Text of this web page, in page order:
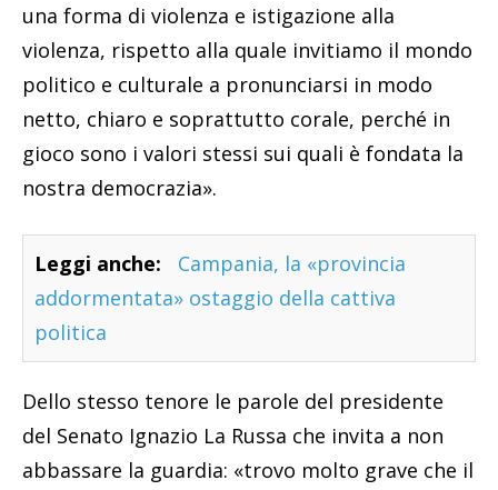
una forma di violenza e istigazione alla
violenza, rispetto alla quale invitiamo il mondo
politico e culturale a pronunciarsi in modo
netto, chiaro e soprattutto corale, perché in
gioco sono i valori stessi sui quali è fondata la
nostra democrazia».
Leggi anche:
Campania, la «provincia
addormentata» ostaggio della cattiva
politica
Dello stesso tenore le parole del presidente
del Senato Ignazio La Russa che invita a non
abbassare la guardia: «trovo molto grave che il